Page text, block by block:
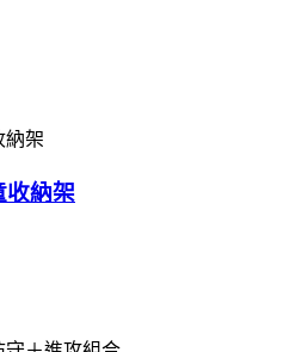
收納架